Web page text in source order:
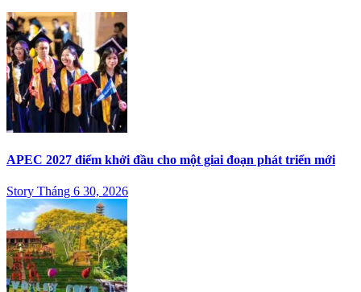
APEC 2027 điểm khởi đầu cho một giai đoạn phát triển mới
Story Tháng 6 30, 2026